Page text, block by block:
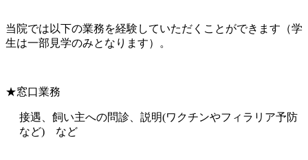
当院では以下の業務を経験していただくことができます（学
生は一部見学のみとなります）。
★窓口業務
接遇、飼い主への問診、説明(ワクチンやフィラリア予防
など) など